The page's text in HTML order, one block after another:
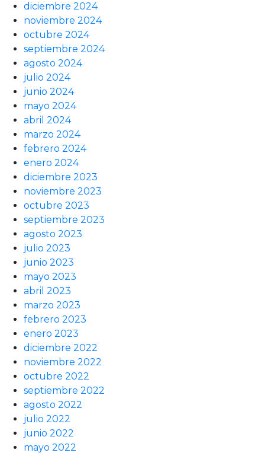
diciembre 2024
noviembre 2024
octubre 2024
septiembre 2024
agosto 2024
julio 2024
junio 2024
mayo 2024
abril 2024
marzo 2024
febrero 2024
enero 2024
diciembre 2023
noviembre 2023
octubre 2023
septiembre 2023
agosto 2023
julio 2023
junio 2023
mayo 2023
abril 2023
marzo 2023
febrero 2023
enero 2023
diciembre 2022
noviembre 2022
octubre 2022
septiembre 2022
agosto 2022
julio 2022
junio 2022
mayo 2022